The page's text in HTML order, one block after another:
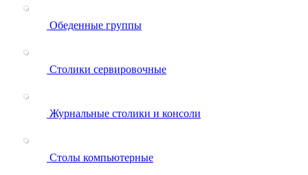
Обеденные группы
Столики сервировочные
Журнальные столики и консоли
Столы компьютерные